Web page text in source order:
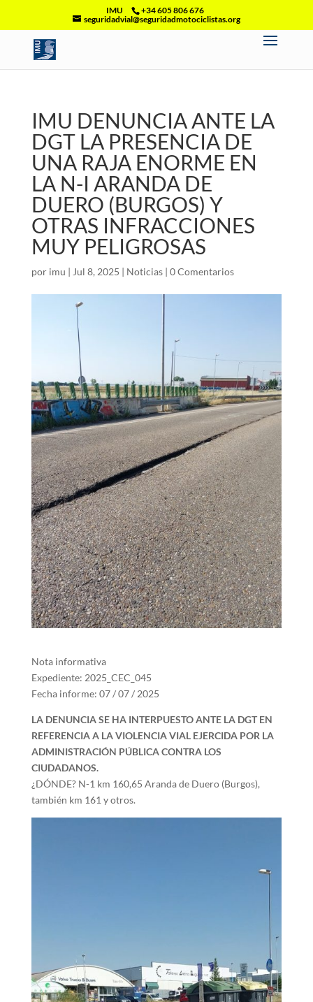
IMU
+34 605 806 676
seguridadvial@seguridadmotociclistas.org
IMU DENUNCIA ANTE LA
DGT LA PRESENCIA DE
UNA RAJA ENORME EN
LA N-I ARANDA DE
DUERO (BURGOS) Y
OTRAS INFRACCIONES
MUY PELIGROSAS
por imu | Jul 8, 2025 | Noticias| 0 Comentarios
Nota informativa
Expediente: 2025_CEC_045
Fecha informe: 07 / 07 / 2025
LA DENUNCIA SE HA INTERPUESTO ANTE LA DGT EN
REFERENCIA A LA VIOLENCIA VIAL EJERCIDA POR LA
ADMINISTRACIÓN PÚBLICA CONTRA LOS
CIUDADANOS.
¿DÓNDE? N-1 km 160,65 Aranda de Duero (Burgos),
también km 161 y otros.